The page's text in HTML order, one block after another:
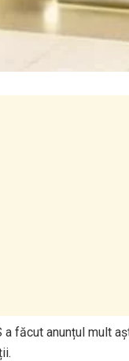
a făcut anunțul mult